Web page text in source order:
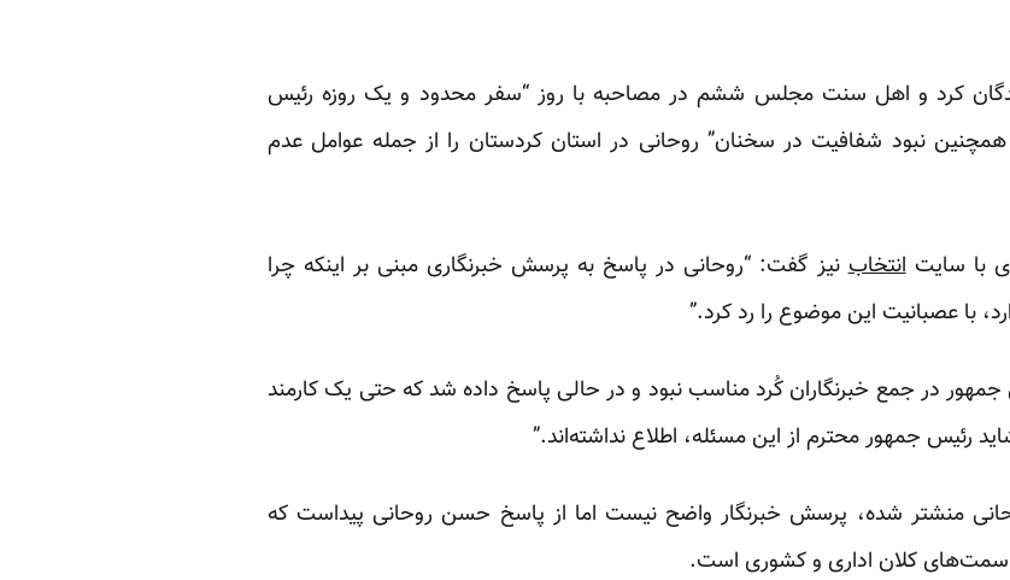
کرد و اهل سنت مجلس ششم در مصاحبه با روز “سفر محدود و یک روزه رئیس
نبود شفافیت در سخنان” روحانی در استان کردستان را از جمله عوامل عدم
با سایتانتخابنیز گفت: “روحانی در پاسخ به پرسش خبرنگاری مبنی بر اینکه چرا
با عصبانیت این موضوع را رد کرد.”
جمهور در جمع خبرنگاران کُرد مناسب نبود و در حالی پاسخ داده شد که حتی یک کارمند
رئیس جمهور محترم از این مسئله، اطلاع نداشته‌اند.”
منشتر شده، پرسش خبرنگار واضح نیست اما از پاسخ حسن روحانی پیداست که
کلان اداری و کشوری است.